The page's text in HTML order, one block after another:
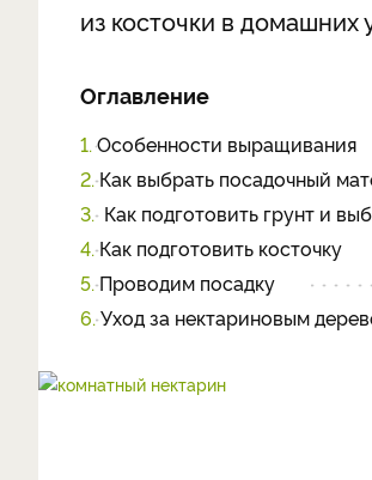
из косточки в домашних
Оглавление
1. Особенности выращивания
2. Как выбрать посадочный
3. Как подготовить грунт и
4. Как подготовить косточку
5. Проводим посадку
6. Уход за нектариновым